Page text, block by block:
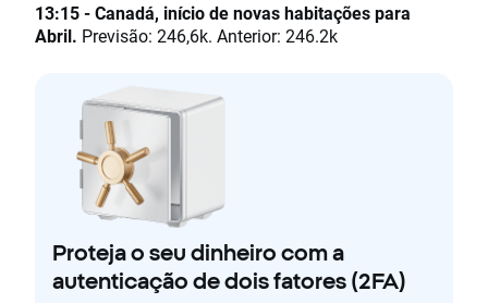
13:15 - Canadá, início de novas habitações para
Abril. Previsão: 246,6k. Anterior: 246.2k
Proteja o seu dinheiro com a
autenticação de dois fatores (2FA)